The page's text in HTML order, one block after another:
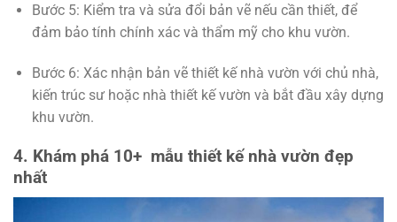
Bước 5: Kiểm tra và sửa đổi bản vẽ nếu cần thiết, để
đảm bảo tính chính xác và thẩm mỹ cho khu vườn.
Bước 6: Xác nhận bản vẽ thiết kế nhà vườn với chủ nhà,
kiến trúc sư hoặc nhà thiết kế vườn và bắt đầu xây dựng
khu vườn.
4. Khám phá 10+ mẫu thiết kế nhà vườn đẹp
nhất